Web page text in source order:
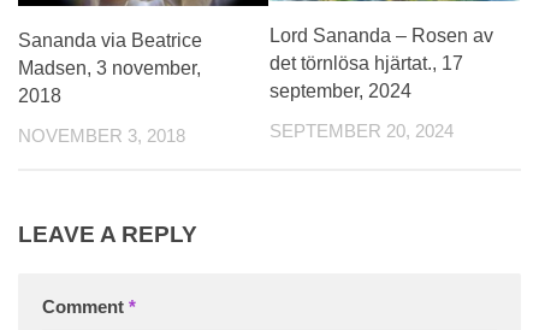
Sananda via Beatrice
Madsen, 3 november,
2018
NOVEMBER 3, 2018
Lord Sananda – Rosen av
det törnlösa hjärtat., 17
september, 2024
SEPTEMBER 20, 2024
LEAVE A REPLY
Comment *